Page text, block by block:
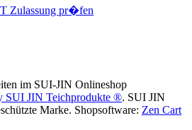
SUI JIN Teichprodukte ®. SUI JIN
Marke. Shopsoftware: Zen Cart